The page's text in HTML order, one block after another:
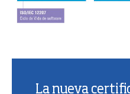
La nueva